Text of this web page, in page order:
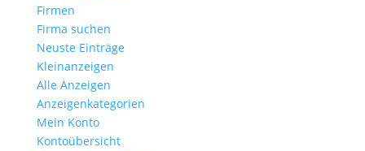
Firmen
Firma suchen
Neuste Einträge
Kleinanzeigen
Alle Anzeigen
Anzeigen­kategorien
Mein Konto
Kontoübersicht